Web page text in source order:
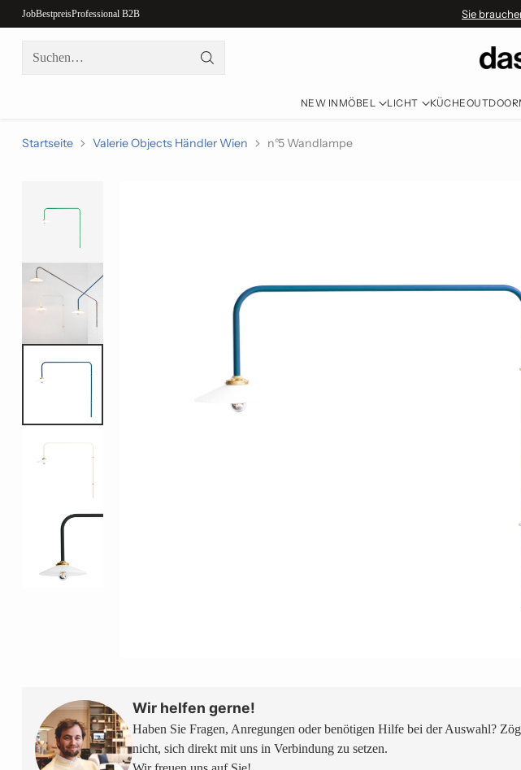
JobBestpreisProfessional B2B Sie
Suchen…
NEW IN MÖBEL LICHT KÜCHEOUTDOOR
Startseite Valerie Objects Händler Wien n°5 Wandlampe
Wir helfen gerne!
Haben Sie Fragen, Anregungen oder benötigen Hilfe bei der Auswahl?
nicht, sich direkt mit uns in Verbindung zu setzen.